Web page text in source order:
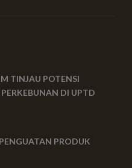
TINJAU POTENSI
DI UPTD
PRODUK